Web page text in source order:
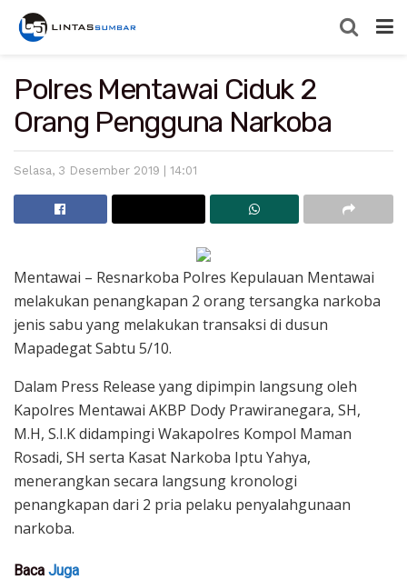
Polres Mentawai Ciduk 2
Orang Pengguna Narkoba
Selasa, 3 Desember 2019 | 14:01
Mentawai – Resnarkoba Polres Kepulauan Mentawai
melakukan penangkapan 2 orang tersangka narkoba
jenis sabu yang melakukan transaksi di dusun
Mapadegat Sabtu 5/10.
Dalam Press Release yang dipimpin langsung oleh
Kapolres Mentawai AKBP Dody Prawiranegara, SH,
M.H, S.I.K didampingi Wakapolres Kompol Maman
Rosadi, SH serta Kasat Narkoba Iptu Yahya,
menerangkan secara langsung kronologi
penangkapan dari 2 pria pelaku penyalahgunaan
narkoba.
Baca Juga